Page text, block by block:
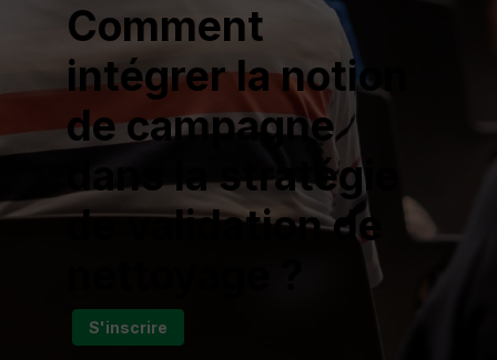
Comment
intégrer la notion
de campagne
dans la stratégie
de validation de
S'inscrire